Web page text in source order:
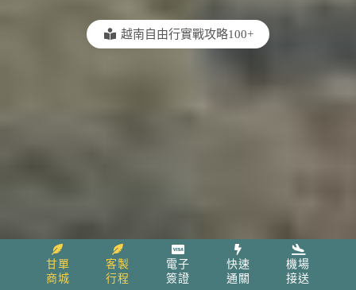
甘單
商城
客製
行程
電子
簽證
快速
通關
機場
接送
越南自由行實戰攻略100+